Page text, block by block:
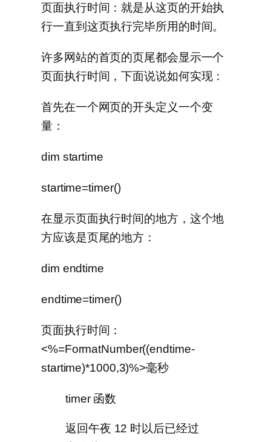
页面执行时间：就是从这页的开始执
行一直到这页执行完毕所用的时间。
许多网站的首页的页尾都会显示一个
页面执行时间，下面说说如何实现：
首先在一个网页的开头定义一个变
量：
dim startime
startime=timer()
在显示页面执行时间的地方，这个地
方应该是页尾的地方：
dim endtime
endtime=timer()
页面执行时间：
<%=FormatNumber((endtime-
startime)*1000,3)%>毫秒
timer 函数
返回午夜 12 时以后已经过